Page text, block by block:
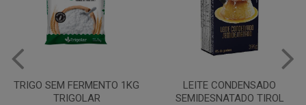
LEITE CONDENSADO
SEMIDESNATADO TIROL
CHANTILINHO EM PO 400G
MIX